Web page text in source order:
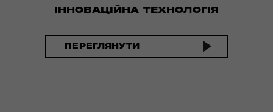
ІННОВАЦІЙНА ТЕХНОЛОГІЯ
ПЕРЕГЛЯНУТИ